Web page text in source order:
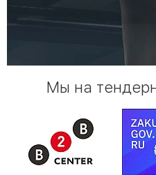
Мы на